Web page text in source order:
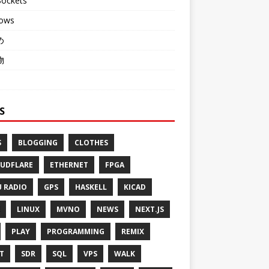
BLOGGING CLOTHES
ETHERNET FPGA
RADIO GPS HASKELL KICAD
LINUX MVNO NEWS NEXT.JS
PLAY PROGRAMMING REMIX
SDR SQL VPS WALK